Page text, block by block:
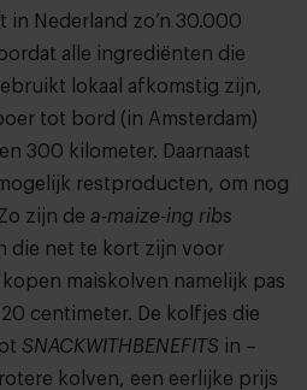
in Nederland zo’n 30.000
alle ingrediënten die
lokaal afkomstig zijn,
tot bord (in Amsterdam)
300 kilometer. Daarnaast
restproducten, om nog
zijn de a-maize-ing ribs
die net te kort zijn voor
maiskolven namelijk pas
centimeter. De kolfjes die
SNACKWITHBENEFITS in –
kolven, een eerlijke prijs